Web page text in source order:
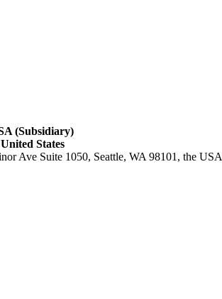
(Subsidiary)
States
Ave Suite 1050, Seattle, WA 98101, the USA